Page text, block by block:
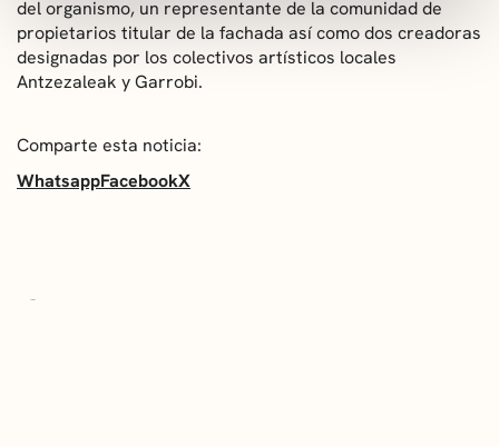
del organismo, un representante de la comunidad de
propietarios titular de la fachada así como dos creadoras
designadas por los colectivos artísticos locales
Antzezaleak y Garrobi.
Comparte esta noticia:
WhatsappFacebookX